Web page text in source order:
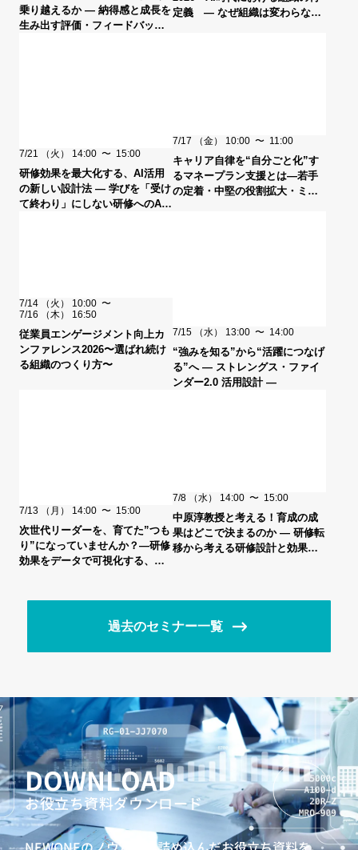
乗り越えるか ― 納得感と成長を
生み出す評価・フィードバッ
定義 ― なぜ組織は変わらない
7/21 （火） 14:00 〜 15:00
研修効果を最大化する、AI活用
の新しい設計法 ― 学びを「受け
て終わり」にしない研修へのAI
7/17 （金） 10:00 〜 11:00
キャリア自律を“自分ごと化”す
るマネープラン支援とは―若手
の定着・中堅の役割拡大・ミド
7/14 （火） 10:00 〜
7/16
（木） 16:50
従業員エンゲージメント向上カ
ンファレンス2026〜選ばれ続け
る組織のつくり方〜
7/15 （水） 13:00 〜 14:00
“強みを知る”から“活躍につなげ
る”へ ― ストレングス・ファイ
ンダー2.0 活用設計 ―
7/13 （月） 14:00 〜 15:00
次世代リーダーを、育てた”つも
り”になっていませんか？―研修
効果をデータで可視化する、新
7/8 （水） 14:00 〜 15:00
中原淳教授と考える！育成の成
果はどこで決まるのか ― 研修転
移から考える研修設計と効果検
過去のセミナー一覧
DOWNLOAD
お役立ち資料ダウンロード